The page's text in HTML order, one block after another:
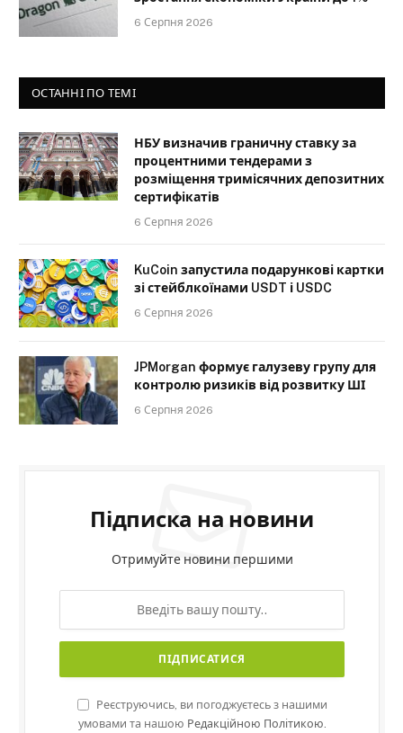
6 Серпня 2026
ОСТАННІ ПО ТЕМІ
НБУ визначив граничну ставку за
процентними тендерами з
розміщення тримісячних депозитних
сертифікатів
6 Серпня 2026
KuCoin запустила подарункові картки
зі стейблкоїнами USDT і USDC
6 Серпня 2026
JPMorgan формує галузеву групу для
контролю ризиків від розвитку ШІ
6 Серпня 2026
Підписка на новини
Отримуйте новини першими
Реєструючись, ви погоджуєтесь з нашими
умовами та нашою Редакційною Політикою.